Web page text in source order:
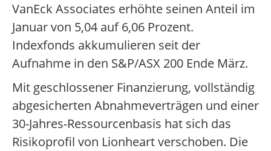
VanEck Associates erhöhte seinen Anteil im
Januar von 5,04 auf 6,06 Prozent.
Indexfonds akkumulieren seit der
Aufnahme in den S&P/ASX 200 Ende März.
Mit geschlossener Finanzierung, vollständig
abgesicherten Abnahmeverträgen und einer
30-Jahres-Ressourcenbasis hat sich das
Risikoprofil von Lionheart verschoben. Die